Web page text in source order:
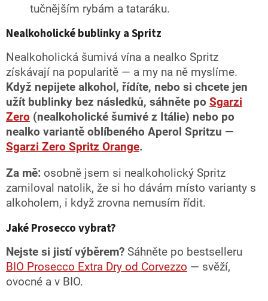
tučnějším rybám a tataráku.
Nealkoholické bublinky a Spritz
Nealkoholická šumivá vína a nealko Spritz
získávají na popularitě — a my na ně myslíme.
Když nepijete alkohol, řídíte, nebo si chcete jen
užít bublinky bez následků, sáhněte po Sgarzi
Zero (nealkoholické šumivé z Itálie) nebo po
nealko variantě oblíbeného Aperol Spritzu —
Sgarzi Zero Spritz Orange.
Za mě: osobně jsem si nealkoholický Spritz
zamiloval natolik, že si ho dávám místo varianty s
alkoholem, i když zrovna nemusím řídit.
Jaké Prosecco vybrat?
Nejste si jistí výběrem? Sáhněte po bestselleru
BIO Prosecco Extra Dry od Corvezzo — svěží,
ovocné a v BIO.